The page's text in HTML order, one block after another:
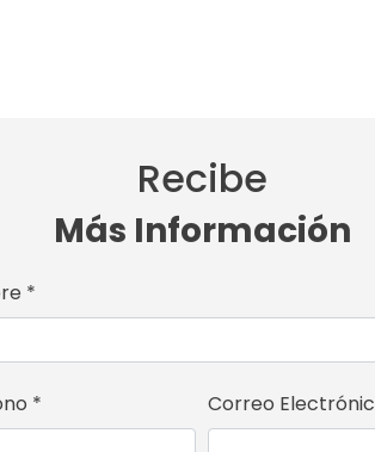
Recibe
Más Información
*
* Correo